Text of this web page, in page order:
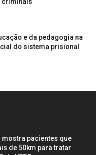
e da pedagogia na
do sistema prisional
mostra pacientes que
de 50km para tratar